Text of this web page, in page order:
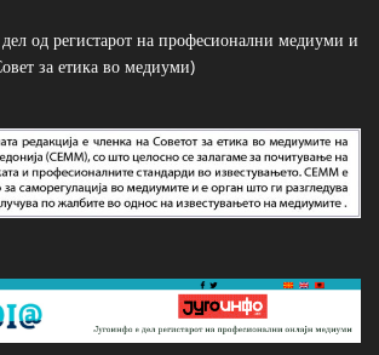
од регистарот на професионални медиуми и
за етика во медиуми)